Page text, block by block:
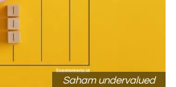
Saham undervalued